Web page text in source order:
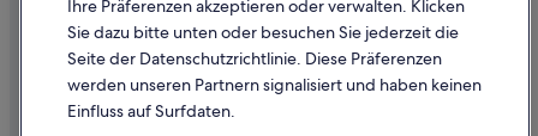
Hilfe
Hilfe
Flug stornieren
Ihre Präferenzen akzeptieren oder verwalten. Klicken
Sie dazu bitte unten oder besuchen Sie jederzeit die
Seite der Datenschutzrichtlinie. Diese Präferenzen
werden unseren Partnern signalisiert und haben keinen
Einfluss auf Surfdaten.